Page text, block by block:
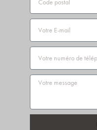
postal
Email
Téléphone
Message